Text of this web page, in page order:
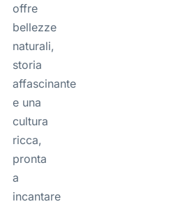
offre
bellezze
naturali,
storia
affascinante
e una
cultura
ricca,
pronta
a
incantare